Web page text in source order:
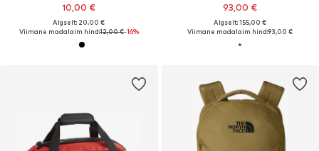
10,00 €
Algselt: 20,00 €
Viimane madalaim hind:12,00 €-16%
93,00 €
Algselt: 155,00 €
Viimane madalaim hind:93,00 €